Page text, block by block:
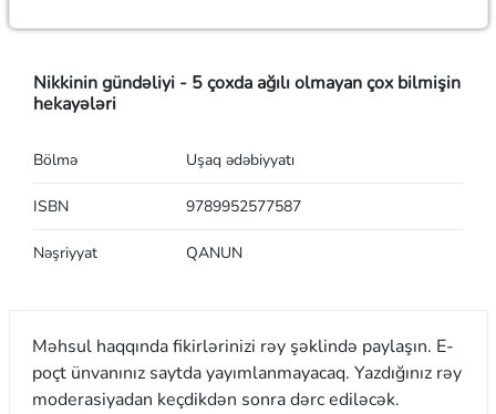
Nikkinin gündəliyi - 5 çoxda ağılı olmayan çox bilmişin
hekayələri
Bölmə Uşaq ədəbiyyatı
ISBN 9789952577587
Nəşriyyat QANUN
Məhsul haqqında fikirlərinizi rəy şəklində paylaşın. E-
poçt ünvanınız saytda yayımlanmayacaq. Yazdığınız rəy
moderasiyadan keçdikdən sonra dərc ediləcək.